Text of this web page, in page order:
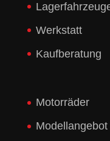
Werkstatt
Kaufberatung
Motorräder
Modellangebot